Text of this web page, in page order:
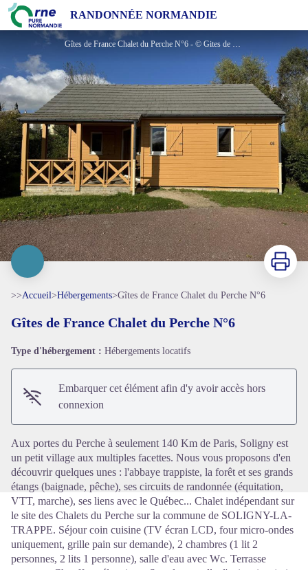
RANDONNÉE NORMANDIE
Gîtes de France Chalet du Perche N°6
Gîtes de France Chalet du Perche N°6 - © Gites de France Orne
Voir l'image en plein écran
Imprimer
>>Accueil>Hébergements>Gîtes de France Chalet du Perche N°6
Gîtes de France Chalet du Perche N°6
Type d'hébergement : Hébergements locatifs
Embarquer cet élément afin d'y avoir accès hors
connexion
Aux portes du Perche à seulement 140 Km de Paris, Soligny est
un petit village aux multiples facettes. Nous vous proposons d'en
découvrir quelques unes : l'abbaye trappiste, la forêt et ses grands
étangs (baignade, pêche), ses circuits de randonnée (équitation,
VTT, marche), ses liens avec le Québec... Chalet indépendant sur
le site des Chalets du Perche sur la commune de SOLIGNY-LA-
TRAPPE. Séjour coin cuisine (TV écran LCD, four micro-ondes
uniquement, grille pain sur demande), 2 chambres (1 lit 2
personnes, 2 lits 1 personne), salle d'eau avec Wc. Terrasse